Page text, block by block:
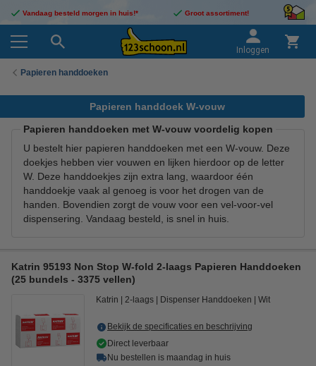
Vandaag besteld morgen in huis!* Groot assortiment!
Inloggen
Papieren handdoeken
Papieren handdoek W-vouw
Papieren handdoeken met W-vouw voordelig kopen
U bestelt hier papieren handdoeken met een W-vouw. Deze
doekjes hebben vier vouwen en lijken hierdoor op de letter
W. Deze handdoekjes zijn extra lang, waardoor één
handdoekje vaak al genoeg is voor het drogen van de
handen. Bovendien zorgt de vouw voor een vel-voor-vel
dispensering. Vandaag besteld, is snel in huis.
Katrin 95193 Non Stop W-fold 2-laags Papieren Handdoeken
(25 bundels - 3375 vellen)
Katrin 2-laags Dispenser Handdoeken Wit
Bekijk de specificaties en beschrijving
Direct leverbaar
Nu bestellen is maandag in huis